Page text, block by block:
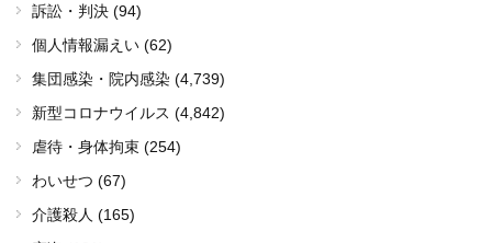
訴訟・判決 (94)
個人情報漏えい (62)
集団感染・院内感染 (4,739)
新型コロナウイルス (4,842)
虐待・身体拘束 (254)
わいせつ (67)
介護殺人 (165)